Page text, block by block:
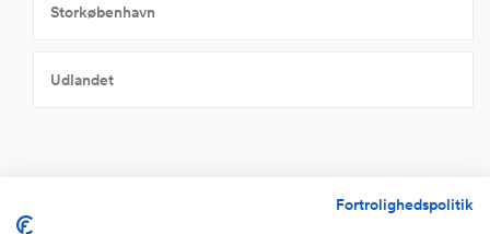
Storkøbenhavn
Udlandet
Fortrolighedspolitik